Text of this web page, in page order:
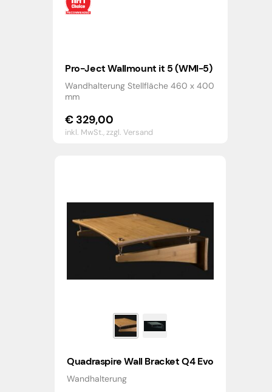
Pro-Ject Wallmount it 5 (WMI-5)
Wandhalterung Stellfläche 460 x 400
mm
€ 329,00
inkl. MwSt.,zzgl. Versand
Quadraspire Wall Bracket Q4 Evo
Wandhalterung